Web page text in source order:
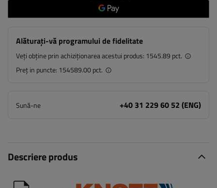
Alăturați-vă programului de fidelitate
Veți obține prin achiziționarea acestui produs: 1545.89 pct.
Preț in puncte: 154589.00 pct.
Sună-ne +40 31 229 60 52 (ENG)
Descriere produs